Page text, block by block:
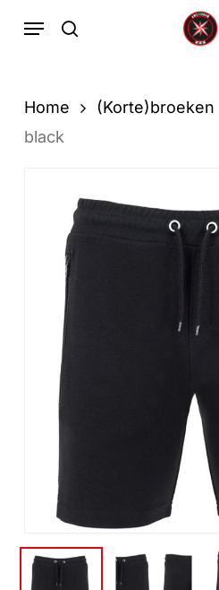
hoofdinhoud
zoekopdracht
Menu
Winkelwagen
Home (Korte)broeken
black